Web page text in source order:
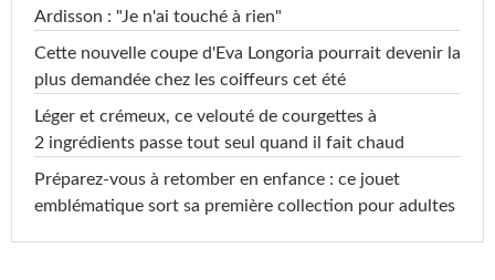
Ardisson : "Je n'ai touché à rien"
Cette nouvelle coupe d'Eva Longoria pourrait devenir la
plus demandée chez les coiffeurs cet été
Léger et crémeux, ce velouté de courgettes à
2 ingrédients passe tout seul quand il fait chaud
Préparez-vous à retomber en enfance : ce jouet
emblématique sort sa première collection pour adultes